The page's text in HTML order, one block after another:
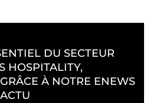
DU SECTEUR
HOSPITALITY,
À NOTRE ENEWS
ACTU